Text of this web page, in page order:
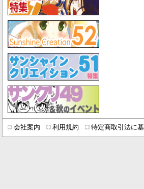
会社案内 利用規約 特定商取引法に